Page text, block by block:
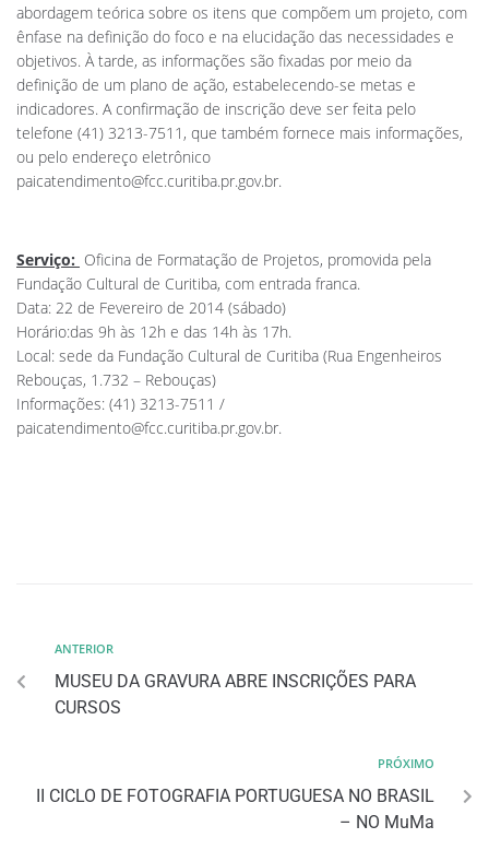
abordagem teórica sobre os itens que compõem um projeto, com
ênfase na definição do foco e na elucidação das necessidades e
objetivos. À tarde, as informações são fixadas por meio da
definição de um plano de ação, estabelecendo-se metas e
indicadores. A confirmação de inscrição deve ser feita pelo
telefone (41) 3213-7511, que também fornece mais informações,
ou pelo endereço eletrônico
paicatendimento@fcc.curitiba.pr.gov.br.
Serviço: Oficina de Formatação de Projetos, promovida pela
Fundação Cultural de Curitiba, com entrada franca.
Data: 22 de Fevereiro de 2014 (sábado)
Horário:das 9h às 12h e das 14h às 17h.
Local: sede da Fundação Cultural de Curitiba (Rua Engenheiros
Rebouças, 1.732 – Rebouças)
Informações: (41) 3213-7511 /
paicatendimento@fcc.curitiba.pr.gov.br.
ANTERIOR
MUSEU DA GRAVURA ABRE INSCRIÇÕES PARA
CURSOS
PRÓXIMO
II CICLO DE FOTOGRAFIA PORTUGUESA NO BRASIL
– NO MuMa